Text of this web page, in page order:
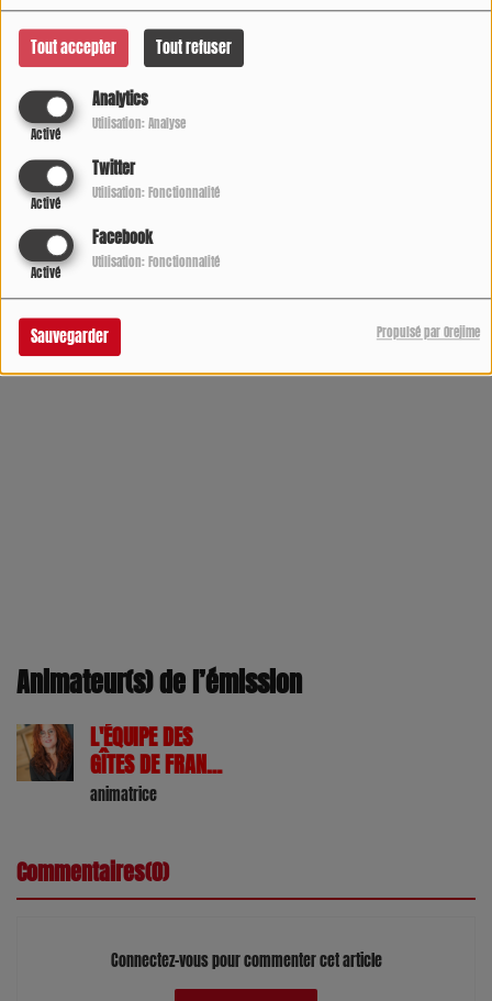
Tout accepter Tout refuser
Analytics
Activé
Utilisation: Analyse
Twitter
Activé
Utilisation: Fonctionnalité
Facebook
Activé
Utilisation: Fonctionnalité
Sauvegarder Propulsé par Orejime
Avec L'équipe des Gîtes de France du Lot et Garonne
Animateur(s) de l’émission
L'ÉQUIPE DES
GÎTES DE FRANCE
47
animatrice
Commentaires(0)
Connectez-vous pour commenter cet article